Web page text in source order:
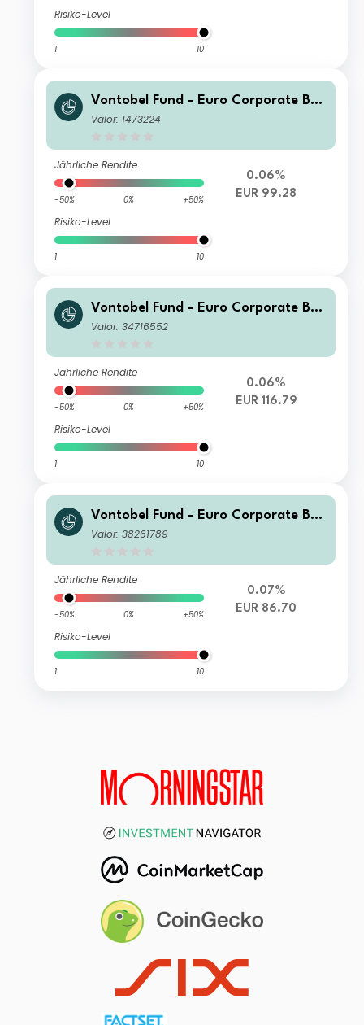
Risiko-Level
1 10
Vontobel Fund - Euro Corporate Bon
d A EUR Dist
Valor: 1473224
Jährliche Rendite
-50% 0% +50%
Risiko-Level
1 10
0.06%
EUR 99.28
Vontobel Fund - Euro Corporate Bon
d G EUR Cap
Valor: 34716552
Jährliche Rendite
-50% 0% +50%
Risiko-Level
1 10
0.06%
EUR 116.79
Vontobel Fund - Euro Corporate Bon
d AN EUR Dist
Valor: 38261789
Jährliche Rendite
-50% 0% +50%
Risiko-Level
1 10
0.07%
EUR 86.70